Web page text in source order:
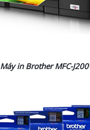
Máy in Brother MFC-